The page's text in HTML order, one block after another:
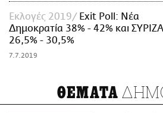
Εκλογές 2019
Exit Poll: Νέα
Δημοκρατία 38% - 42% και ΣΥΡΙΖΑ
26,5% - 30,5%
7.7.2019
ΘΕΜΑΤΑ